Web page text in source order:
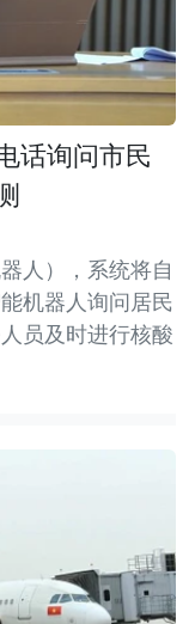
话询问市民
人），系统将自
机器人询问居民
员及时进行核酸